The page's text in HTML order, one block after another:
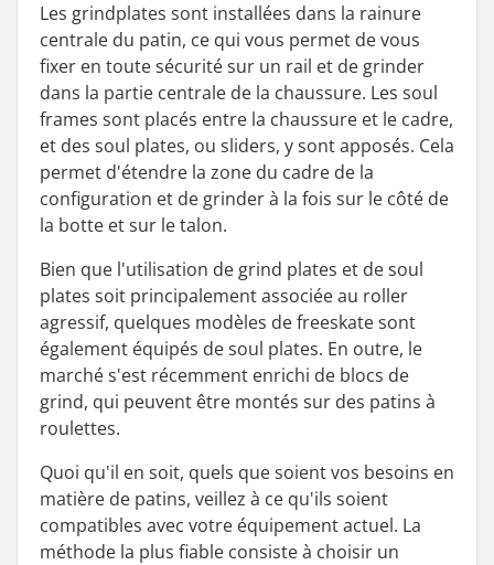
Les grindplates sont installées dans la rainure
centrale du patin, ce qui vous permet de vous
fixer en toute sécurité sur un rail et de grinder
dans la partie centrale de la chaussure. Les soul
frames sont placés entre la chaussure et le cadre,
et des soul plates, ou sliders, y sont apposés. Cela
permet d'étendre la zone du cadre de la
configuration et de grinder à la fois sur le côté de
la botte et sur le talon.
Bien que l'utilisation de grind plates et de soul
plates soit principalement associée au roller
agressif, quelques modèles de freeskate sont
également équipés de soul plates. En outre, le
marché s'est récemment enrichi de blocs de
grind, qui peuvent être montés sur des patins à
roulettes.
Quoi qu'il en soit, quels que soient vos besoins en
matière de patins, veillez à ce qu'ils soient
compatibles avec votre équipement actuel. La
méthode la plus fiable consiste à choisir un